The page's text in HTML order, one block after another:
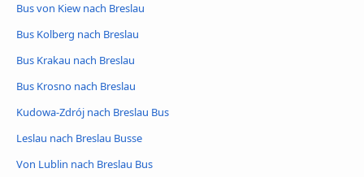
Bus von Kiew nach Breslau
Bus Kolberg nach Breslau
Bus Krakau nach Breslau
Bus Krosno nach Breslau
Kudowa-Zdrój nach Breslau Bus
Leslau nach Breslau Busse
Von Lublin nach Breslau Bus